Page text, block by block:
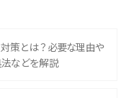
策とは？必要な理由や
などを解説